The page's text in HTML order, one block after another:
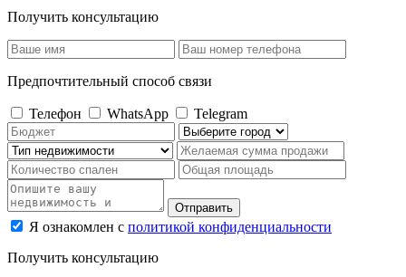
Получить консультацию
Предпочтительный способ связи
Телефон WhatsApp Telegram
Отправить
Я ознакомлен с политикой конфиденциальности
Получить консультацию